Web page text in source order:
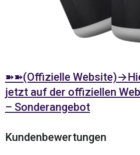
➽➽(Offizielle
jetzt auf der offiziellen
– Sonderangebot
Kundenbewertungen